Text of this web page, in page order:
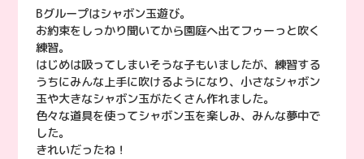
Bグループはシャボン玉遊び。
お約束をしっかり聞いてから園庭へ出てフゥーっと吹く
練習。
はじめは吸ってしまいそうな子もいましたが、練習する
うちにみんな上手に吹けるようになり、小さなシャボン
玉や大きなシャボン玉がたくさん作れました。
色々な道具を使ってシャボン玉を楽しみ、みんな夢中で
した。
きれいだったね！